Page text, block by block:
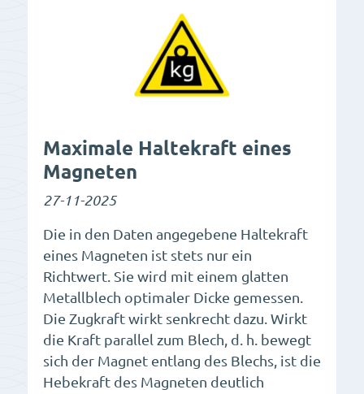
Maximale Haltekraft eines
Magneten
27-11-2025
Die in den Daten angegebene Haltekraft
eines Magneten ist stets nur ein
Richtwert. Sie wird mit einem glatten
Metallblech optimaler Dicke gemessen.
Die Zugkraft wirkt senkrecht dazu. Wirkt
die Kraft parallel zum Blech, d. h. bewegt
sich der Magnet entlang des Blechs, ist die
Hebekraft des Magneten deutlich